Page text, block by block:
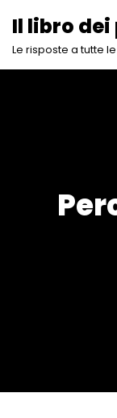
Vai
Il libro dei
Le risposte a tutte